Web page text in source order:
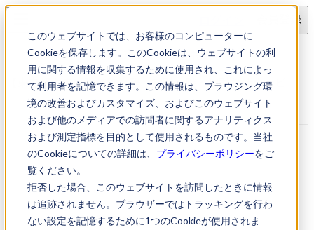
このウェブサイトでは、お客様のコンピューターに
Cookieを保存します。このCookieは、ウェブサイトの利
用に関する情報を収集するために使用され、これによっ
て利用者を記憶できます。この情報は、ブラウジング環
境の改善およびカスタマイズ、およびこのウェブサイト
および他のメディアでの訪問者に関するアナリティクス
および測定指標を目的として使用されるものです。当社
のCookieについての詳細は、 プライバシーポリシーをご
覧ください。
拒否した場合、このウェブサイトを訪問したときに情報
は追跡されません。ブラウザーではトラッキングを行わ
ない設定を記憶するために1つのCookieが使用されま
会員登録
求人検索 【東京都中央区】特許事務
【東京都中央区】特許事務｜知財転職・知財お仕事ナビ